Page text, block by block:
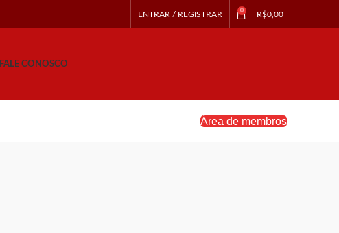
ENTRAR / REGISTRAR 0 R$0,00
FALE CONOSCO
Área de membros